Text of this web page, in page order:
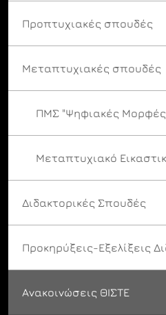
Προπτυχιακές σπουδές
Μεταπτυχιακές σπουδές
ΠΜΣ "Ψηφιακές Μορφές
Μεταπτυχιακό
Διδακτορικές Σπουδές
Προκηρύξεις-Εξελίξεις
Ανακοινώσεις ΘΙΣΤΕ